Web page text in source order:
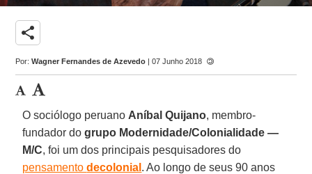
share
Por:Wagner Fernandes de Azevedo | 07 Junho 2018
O sociólogo peruano Aníbal Quijano, membro-
fundador dogrupo Modernidade/Colonialidade —
M/C, foi um dos principais pesquisadores do
pensamentodecolonial . Ao longo de seus 90 anos